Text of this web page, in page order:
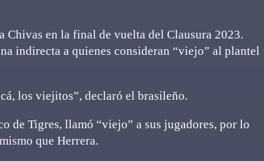
Chivas en la final de vuelta del Clausura 2023.
indirecta a quienes consideran “viejo” al plantel
los viejitos”, declaró el brasileño.
de Tigres, llamó “viejo” a sus jugadores, por lo
que Herrera.